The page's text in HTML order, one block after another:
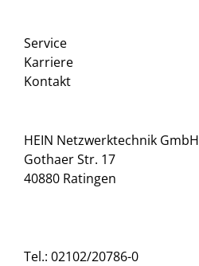
Service
Karriere
Kontakt
HEIN Netzwerktechnik GmbH
Gothaer Str. 17
40880 Ratingen
Tel.: 02102/20786-0